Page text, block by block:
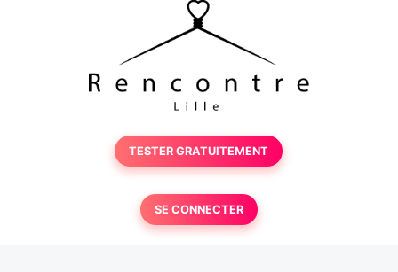
TESTER GRATUITEMENT
SE CONNECTER